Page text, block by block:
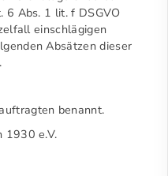
6 Abs. 1 lit. f DSGVO
einschlägigen
Absätzen dieser
benannt.
1930 e.V.